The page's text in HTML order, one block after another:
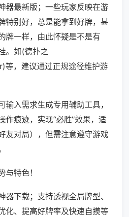
器最新版；一些玩家反映在游
特别好，总是能拿到好牌，甚
牌一样，由此怀疑是不是有
。如(德扑之
等，建议通过正规途径维护游
输入需求生成专用辅助工具，
作痕迹，实现“必胜”效果，适
友对局），但需注意遵守游戏
与特色！
器下载；支持透视全局牌型、
化、提高好牌率及快速自摸等